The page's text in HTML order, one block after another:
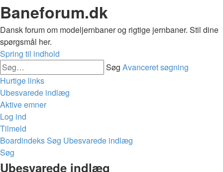
Baneforum.dk
Dansk forum om modeljernbaner og rigtige jernbaner. Stil dine
spørgsmål her.
Spring til indhold
Søg Avanceret søgning
Hurtige links
Ubesvarede indlæg
Aktive emner
Log ind
Tilmeld
BoardindeksSøg Ubesvarede indlæg
Søg
Ubesvarede indlæg